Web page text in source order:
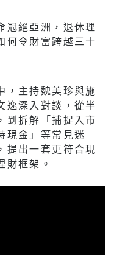
冠絕亞洲，退休理
何令財富跨越三十
，主持魏美珍與施
逸深入對談，從半
到拆解「捕捉入市
現金」等常見迷
提出一套更符合現
財框架。